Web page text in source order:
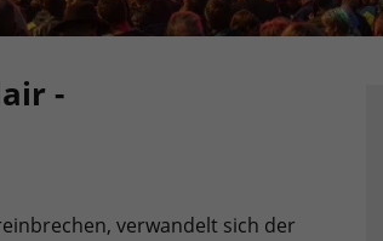
-
verwandelt sich der